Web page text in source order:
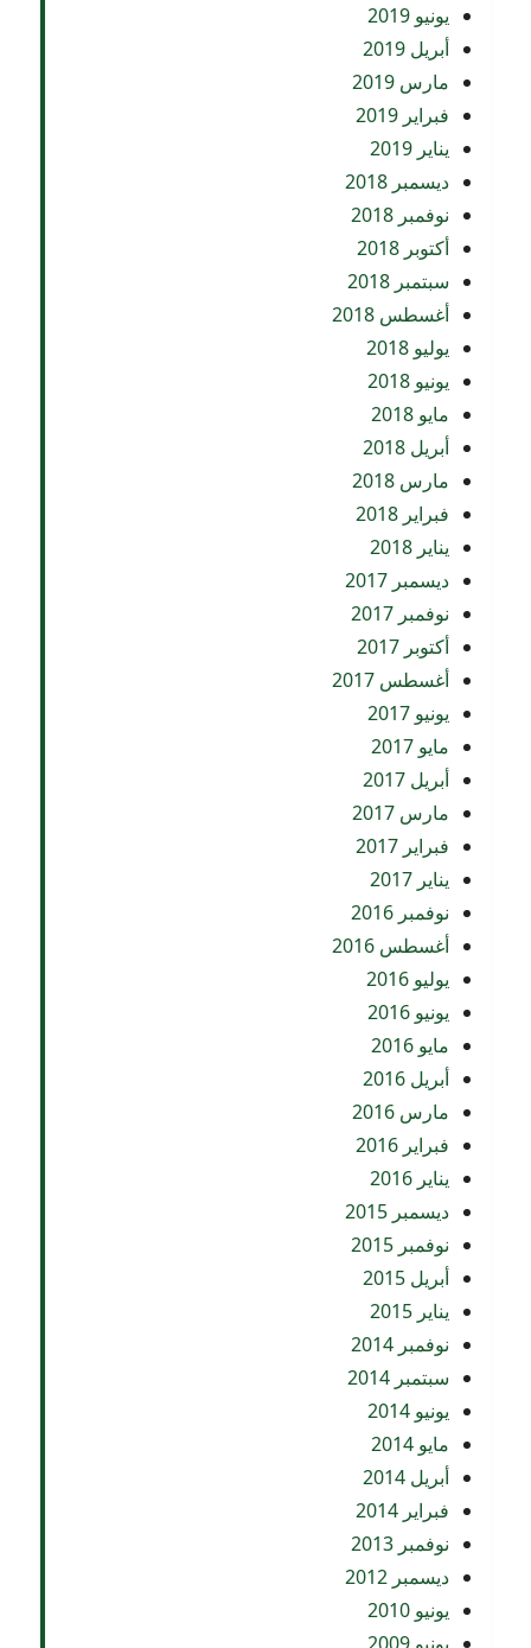
يونيو 2019
أبريل 2019
مارس 2019
فبراير 2019
يناير 2019
ديسمبر 2018
نوفمبر 2018
أكتوبر 2018
سبتمبر 2018
أغسطس 2018
يوليو 2018
يونيو 2018
مايو 2018
أبريل 2018
مارس 2018
فبراير 2018
يناير 2018
ديسمبر 2017
نوفمبر 2017
أكتوبر 2017
أغسطس 2017
يونيو 2017
مايو 2017
أبريل 2017
مارس 2017
فبراير 2017
يناير 2017
نوفمبر 2016
أغسطس 2016
يوليو 2016
يونيو 2016
مايو 2016
أبريل 2016
مارس 2016
فبراير 2016
يناير 2016
ديسمبر 2015
نوفمبر 2015
أبريل 2015
يناير 2015
نوفمبر 2014
سبتمبر 2014
يونيو 2014
مايو 2014
أبريل 2014
فبراير 2014
نوفمبر 2013
ديسمبر 2012
يونيو 2010